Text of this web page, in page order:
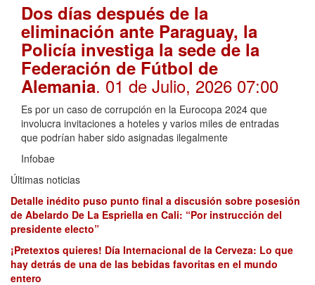
Dos días después de la
eliminación ante Paraguay, la
Policía investiga la sede de la
Federación de Fútbol de
Alemania. 01 de Julio, 2026 07:00
Es por un caso de corrupción en la Eurocopa 2024 que
involucra invitaciones a hoteles y varios miles de entradas
que podrían haber sido asignadas ilegalmente
Infobae
Últimas noticias
Detalle inédito puso punto final a discusión sobre posesión
de Abelardo De La Espriella en Cali: “Por instrucción del
presidente electo”
¡Pretextos quieres! Día Internacional de la Cerveza: Lo que
hay detrás de una de las bebidas favoritas en el mundo
entero